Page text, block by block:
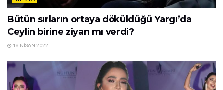
Bütün sırların ortaya döküldüğü Yargı’da
Ceylin birine ziyan mı verdi?
18 NISAN 2022